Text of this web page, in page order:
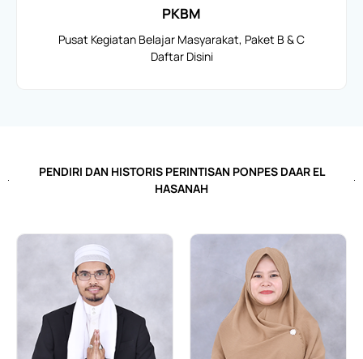
PKBM
Pusat Kegiatan Belajar Masyarakat, Paket B & C
Daftar Disini
PENDIRI DAN HISTORIS PERINTISAN PONPES DAAR EL
HASANAH